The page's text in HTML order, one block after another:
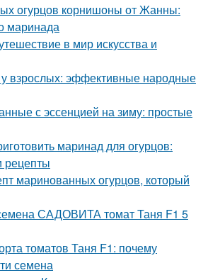
огурцов корнишоны от Жанны:
маринада
в мир искусства и
взрослых: эффективные народные
с эссенцией на зиму: простые
маринад для огурцов:
рецепты
маринованных огурцов, который
САДОВИТА томат Таня F1 5
томатов Таня F1: почему
семена